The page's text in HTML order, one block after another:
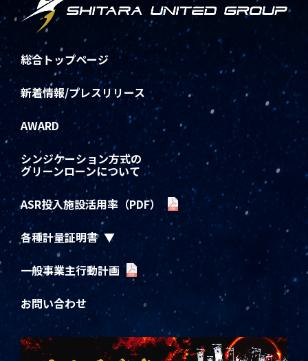
総合トップページ
新着情報/プレスリリース
AWARD
シンジケーション方式の
グリーンローンについて
ASR投入施設活用率（PDF）
各種計量証明書
一般事業主行動計画
お問い合わせ